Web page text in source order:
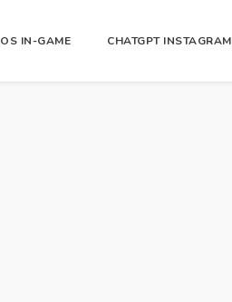
IN-GAME CHATGPT INSTAGRAM